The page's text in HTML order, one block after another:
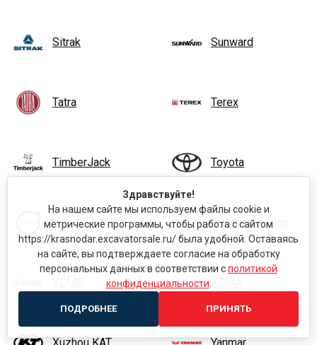
Sitrak Sunward
Tatra Terex
TimberJack Toyota
Volvo Wacker Neuson
Здравствуйте!
На нашем сайте мы используем файлы cookie и
метрические программы, чтобы работа с сайтом
https://krasnodar.excavatorsale.ru/ была удобной. Оставаясь
на сайте, вы подтверждаете согласие на обработку
персональных данных в соответствии сполитикой
конфиденциальности
ПОДРОБНЕЕ ПРИНЯТЬ